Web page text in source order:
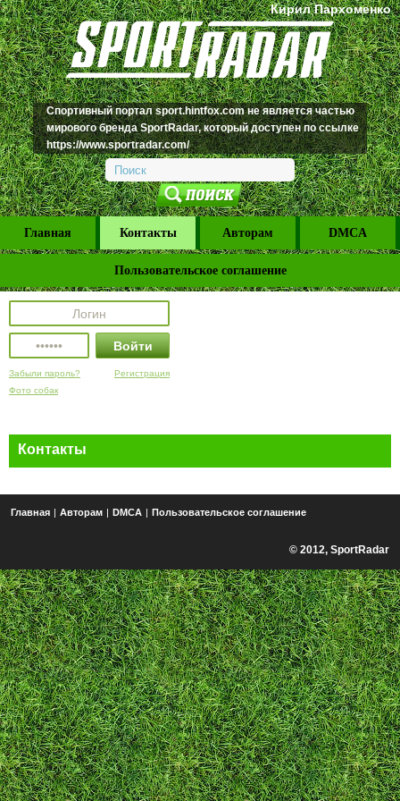
Кирил Пархоменко
Спортивный портал sport.hintfox.com не является частью
мирового брендаSportRadar, который доступен по ссылке
https://www.sportradar.com/
Главная Контакты Авторам DMCA
Пользовательское соглашение
Забыли пароль?
Регистрация
Фото собак
Контакты
Главная | Авторам | DMCA | Пользовательское соглашение
© 2012, SportRadar